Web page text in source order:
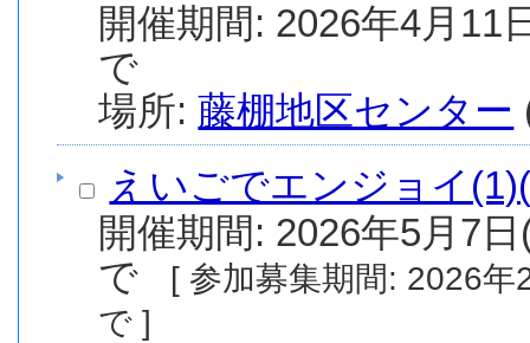
開催期間: 2026年4月11
場所:藤棚地区センター
えいごでエンジョイ
開催期間: 2026年5月7
[ 参加募集期間: 2026年2月1日(日) から 2026年4月23日(木) ま
で ]